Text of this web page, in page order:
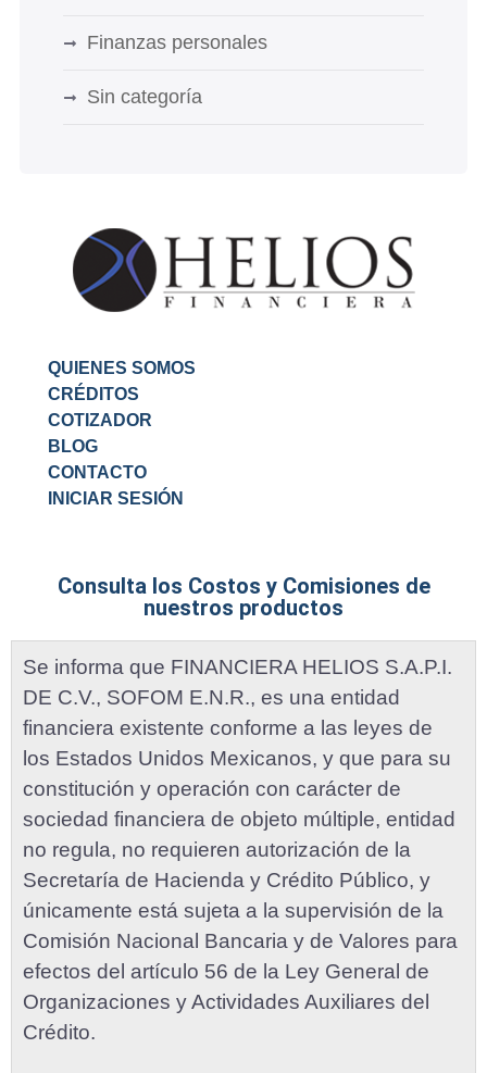
Finanzas personales
Sin categoría
QUIENES SOMOS
CRÉDITOS
COTIZADOR
BLOG
CONTACTO
INICIAR SESIÓN
Consulta los Costos y Comisiones de
nuestros productos
Se informa que FINANCIERA HELIOS S.A.P.I.
DE C.V., SOFOM E.N.R., es una entidad
financiera existente conforme a las leyes de
los Estados Unidos Mexicanos, y que para su
constitución y operación con carácter de
sociedad financiera de objeto múltiple, entidad
no regula, no requieren autorización de la
Secretaría de Hacienda y Crédito Público, y
únicamente está sujeta a la supervisión de la
Comisión Nacional Bancaria y de Valores para
efectos del artículo 56 de la Ley General de
Organizaciones y Actividades Auxiliares del
Crédito.